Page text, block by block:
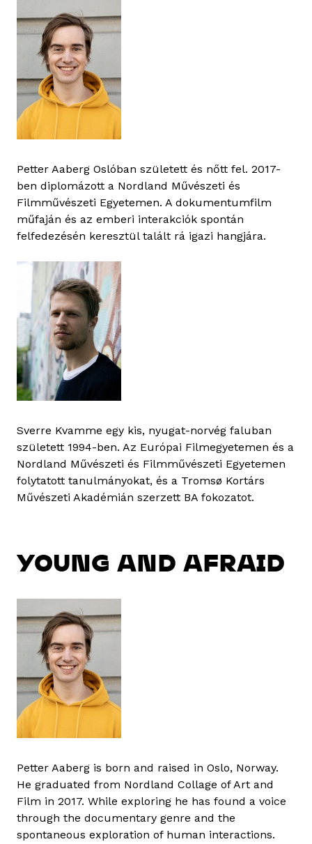
Petter Aaberg Oslóban született és nőtt fel. 2017-
ben diplomázott a Nordland Művészeti és
Filmművészeti Egyetemen. A dokumentumfilm
műfaján és az emberi interakciók spontán
felfedezésén keresztül talált rá igazi hangjára.
Sverre Kvamme egy kis, nyugat-norvég faluban
született 1994-ben. Az Európai Filmegyetemen és a
Nordland Művészeti és Filmművészeti Egyetemen
folytatott tanulmányokat, és a Tromsø Kortárs
Művészeti Akadémián szerzett BA fokozatot.
YOUNG AND AFRAID
Petter Aaberg is born and raised in Oslo, Norway.
He graduated from Nordland Collage of Art and
Film in 2017. While exploring he has found a voice
through the documentary genre and the
spontaneous exploration of human interactions.